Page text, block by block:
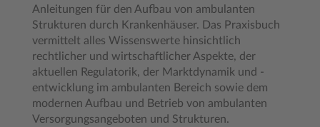
Anleitungen für den Aufbau von ambulanten
Strukturen durch Krankenhäuser. Das Praxisbuch
vermittelt alles Wissenswerte hinsichtlich
rechtlicher und wirtschaftlicher Aspekte, der
aktuellen Regulatorik, der Marktdynamik und -
entwicklung im ambulanten Bereich sowie dem
modernen Aufbau und Betrieb von ambulanten
Versorgungsangeboten und Strukturen.